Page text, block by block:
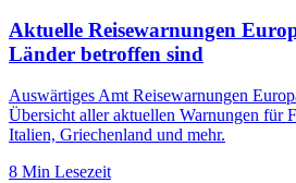
Aktuelle Reisewarnungen
Länder betroffen sind
Auswärtiges Amt Reisewarnungen
Übersicht aller aktuellen Warnungen für
Italien, Griechenland und mehr.
8 Min Lesezeit